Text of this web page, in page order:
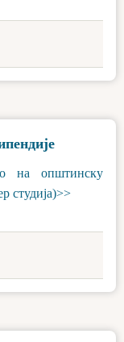
на општинску
студија)>>